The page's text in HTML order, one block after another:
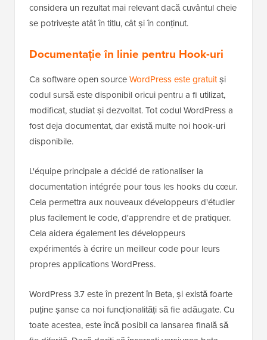
considera un rezultat mai relevant dacă cuvântul cheie
se potrivește atât în titlu, cât și în conținut.
Documentație în linie pentru Hook-uri
Ca software open sourceWordPress este gratuitși
codul sursă este disponibil oricui pentru a fi utilizat,
modificat, studiat și dezvoltat. Tot codul WordPress a
fost deja documentat, dar există multe noi hook-uri
disponibile.
L'équipe principale a décidé de rationaliser la
documentation intégrée pour tous les hooks du cœur.
Cela permettra aux nouveaux développeurs d'étudier
plus facilement le code, d'apprendre et de pratiquer.
Cela aidera également les développeurs
expérimentés à écrire un meilleur code pour leurs
propres applications WordPress.
WordPress 3.7 este în prezent în Beta, și există foarte
puține șanse ca noi funcționalități să fie adăugate. Cu
toate acestea, este încă posibil ca lansarea finală să